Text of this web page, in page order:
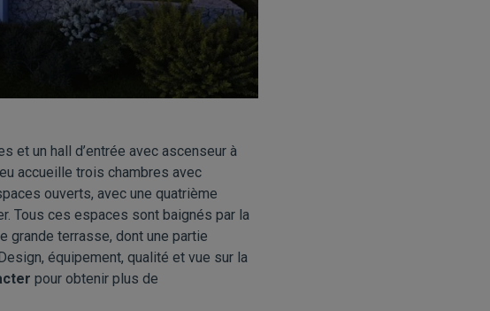
et un hall d’entrée avec ascenseur à
accueille trois chambres avec
ouverts, avec une quatrième
Tous ces espaces sont baignés par la
grande terrasse, dont une partie
équipement, qualité et vue sur la
pour obtenir plus de